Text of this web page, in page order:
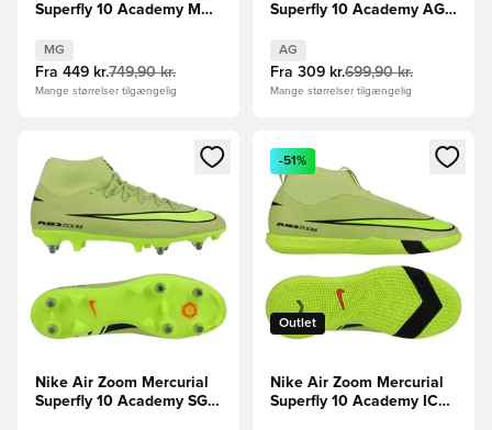
Superfly 10 Academy MG
Orange/Turkis/Grøn
MG
Fra 449 kr.749,90 kr.
Mange størrelser tilgængelig
Superfly 10 Academy AG
Grøn/Neon/Orange
AG
Fra 309 kr.699,90 kr.
Mange størrelser tilgængelig
Åbner en Modal til at logge ind eller tilmelde dig som
Nike Air Zoom Mercurial
Superfly 10 Academy SG-
Åbner en Modal til at logge
Outlet
-51%
Nike Air Zoom Mercurial
Superfly 10 Academy IC